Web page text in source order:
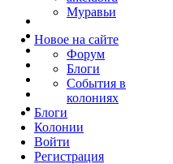
Муравьи
Новое на сайте
Форум
Блоги
События в
колониях
Блоги
Колонии
Войти
Peгиcтpaция